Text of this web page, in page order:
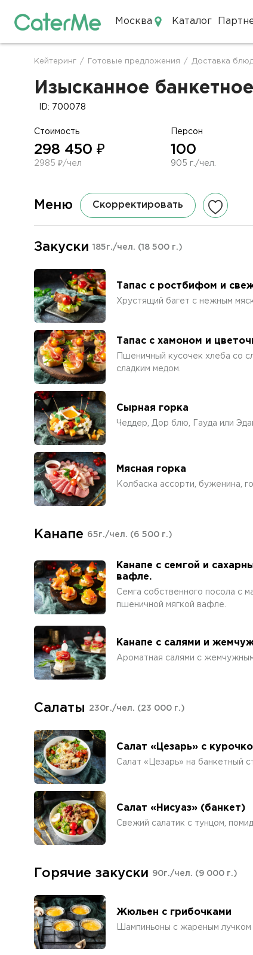
Москва Каталог
Строка
навигации
Кейтеринг / Готовые предложения / Доставка
Изысканное
ID: 700078
Стоимость
298 450 ₽
2985 ₽/чел
Персон
100
905 г./чел.
Меню Скорректировать
Закуски 185г./чел. (18 500 г.)
Тапас с ростбифом и
Хрустящий багет с нежным
Тапас с хамоном и
Пшеничный кусочек хлеба со
сладким медом.
Сырная горка
Чеддер, Дор блю, Гауда или
Мясная горка
Колбаска ассорти, буженина,
Канапе 65г./чел. (6 500 г.)
Канапе с семгой и
вафле.
Семга собственного посола с
пшеничной мягкой вафле.
Канапе с салями и
Ароматная салями с
Салаты 230г./чел. (23 000 г.)
Салат «Цезарь» с
Салат «Цезарь» на банкетный
Салат «Нисуаз» (банкет)
Свежий салатик с тунцом,
Горячие закуски 90г./чел. (9 000 г.)
Жюльен с грибочками
Шампиньоны с жареным лучком